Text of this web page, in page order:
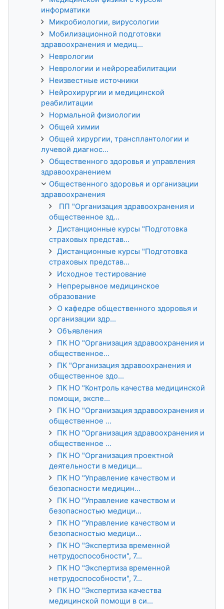
информатики
Микробиологии, вирусологии
Мобилизационной подготовки
здравоохранения и медиц...
Неврологии
Неврологии и нейрореабилитации
Неизвестные источники
Нейрохирургии и медицинской
реабилитации
Нормальной физиологии
Общей химии
Общей хирургии, трансплантологии и
лучевой диагнос...
Общественного здоровья и управления
здравоохранением
Общественного здоровья и организации
здравоохранения
ПП "Организация здравоохранения и
общественное зд...
Дистанционные курсы "Подготовка
страховых представ...
Дистанционные курсы "Подготовка
страховых представ...
Исходное тестирование
Непрерывное медицинское
образование
О кафедре общественного здоровья и
организации здр...
Объявления
ПК НО "Организация здравоохранения и
общественное...
ПК "Организация здравоохранения и
общественное здо...
ПК НО "Контроль качества медицинской
помощи, экспе...
ПК НО "Организация здравоохранения и
общественное ...
ПК НО "Организация здравоохранения и
общественное ...
ПК НО "Организация проектной
деятельности в медици...
ПК НО "Управление качеством и
безопасности медицин...
ПК НО "Управление качеством и
безопасностью медици...
ПК НО "Управление качеством и
безопасностью медици...
ПК НО "Экспертиза временной
нетрудоспособности", 7...
ПК НО "Экспертиза временной
нетрудоспособности", 7...
ПК НО "Экспертиза качества
медицинской помощи в си...